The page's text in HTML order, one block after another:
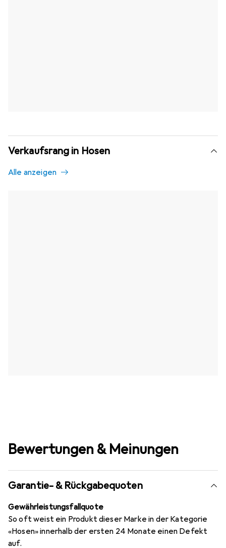
Verkaufsrang in Hosen
Alle anzeigen
Bewertungen & Meinungen
Garantie- & Rückgabequoten
Gewährleistungsfallquote
So oft weist ein Produkt dieser Marke in der Kategorie
«Hosen» innerhalb der ersten 24 Monate einen Defekt
auf.